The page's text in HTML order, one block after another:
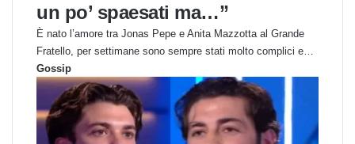
un po’ spaesati ma…”
È nato l’amore tra Jonas Pepe e Anita Mazzotta al Grande
Fratello, per settimane sono sempre stati molto complici e…
Gossip